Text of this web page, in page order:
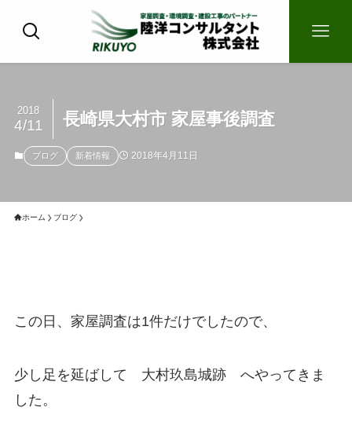
長崎県大村市 家屋事後調査
2018
4/11
ブログ 新着情報 2018年4月11日
ホーム ブログ
この日、家屋調査は1件だけでしたので、
少し足を延ばして 大村玖島城跡 へやってきま
した。